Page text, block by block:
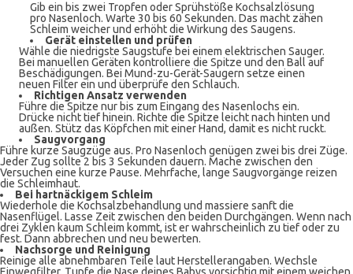
Gib ein bis zwei Tropfen oder Sprühstöße Kochsalzlösung
pro Nasenloch. Warte 30 bis 60 Sekunden. Das macht zähen
Schleim weicher und erhöht die Wirkung des Saugens.
Gerät einstellen und prüfen
Wähle die niedrigste Saugstufe bei einem elektrischen Sauger.
Bei manuellen Geräten kontrolliere die Spitze und den Ball auf
Beschädigungen. Bei Mund-zu-Gerät-Saugern setze einen
neuen Filter ein und überprüfe den Schlauch.
Richtigen Ansatz verwenden
Führe die Spitze nur bis zum Eingang des Nasenlochs ein.
Drücke nicht tief hinein. Richte die Spitze leicht nach hinten und
außen. Stütz das Köpfchen mit einer Hand, damit es nicht ruckt.
Saugvorgang
Führe kurze Saugzüge aus. Pro Nasenloch genügen zwei bis drei Züge.
Jeder Zug sollte 2 bis 3 Sekunden dauern. Mache zwischen den
Versuchen eine kurze Pause. Mehrfache, lange Saugvorgänge reizen
die Schleimhaut.
Bei hartnäckigem Schleim
Wiederhole die Kochsalzbehandlung und massiere sanft die
Nasenflügel. Lasse Zeit zwischen den beiden Durchgängen. Wenn nach
drei Zyklen kaum Schleim kommt, ist er wahrscheinlich zu tief oder zu
fest. Dann abbrechen und neu bewerten.
Nachsorge und Reinigung
Reinige alle abnehmbaren Teile laut Herstellerangaben. Wechsle